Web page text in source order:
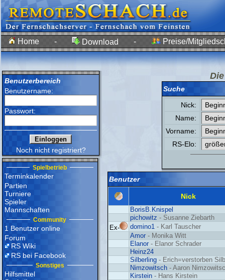
Home - Download - Preise/
Benutzerbereich
Benutzername:
Passwort:
Noch nicht registriert?
Spielbetrieb
Terminkalender
Partien
Turniere
Spieler
Mannschaften
Community
1 Benutzer online
Forum
RS Wiki
RS bei Facebook
Sonstiges
Hilfsmittel
Suche
Nick:
Name:
Vorname:
RS-Elo:
Benutzer
Nick
BorisB.Knispel
pichowitz - Susanne Ziebarth
Ex-
domino1 - Karl Tauscher
Amor - Monika Witt
Elanor - Elanor Schrader
Heinz24
Silberling - Erich=verstorben
Nimzowitsch - Aaron
Kirstein - Hans Kirstein